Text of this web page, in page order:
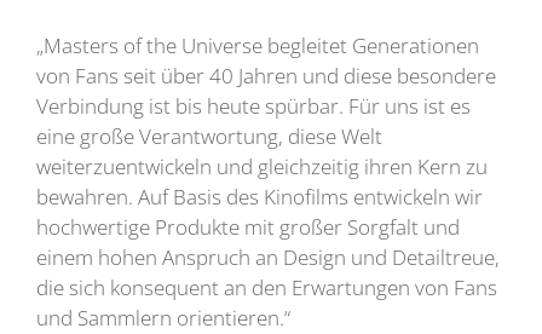
„Masters of the Universe begleitet Generationen
von Fans seit über 40 Jahren und diese besondere
Verbindung ist bis heute spürbar. Für uns ist es
eine große Verantwortung, diese Welt
weiterzuentwickeln und gleichzeitig ihren Kern zu
bewahren. Auf Basis des Kinofilms entwickeln wir
hochwertige Produkte mit großer Sorgfalt und
einem hohen Anspruch an Design und Detailtreue,
die sich konsequent an den Erwartungen von Fans
und Sammlern orientieren.“